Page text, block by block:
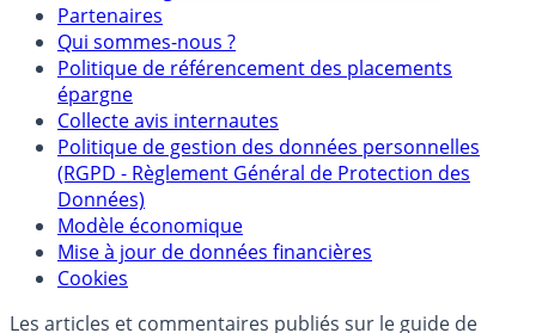
Mentions légales et Conditions d’utilisation
Partenaires
Qui sommes-nous ?
Politique de référencement des placements
épargne
Collecte avis internautes
Politique de gestion des données personnelles
(RGPD - Règlement Général de Protection des
Données)
Modèle économique
Cookies